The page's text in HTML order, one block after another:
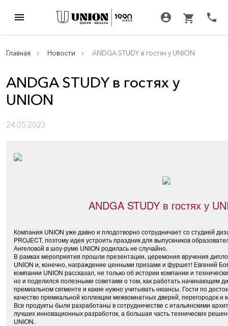
menu account_circle shopping_cart call
Главная Новости ANDGA STUDY в гостях у UNION
ANDGA STUDY в гостях у
UNION
24.05.2023
ANDGA STUDY в гостях у
Компания UNION уже давно и плодотворно сотрудничает со студией
PROJECT, поэтому идея устроить праздник для выпускников
Ангеловой в шоу-руме UNION родилась не случайно.
В рамках мероприятия прошли презентации, церемония вручения
UNION и, конечно, награждение ценными призами и фуршет! Евгений
компании UNION рассказал, не только об истории компании и
но и поделился полезными советами о том, как работать начинающим
премиальном сегменте и какие нужно учитывать нюансы. Гости по
качество премиальной коллекции межкомнатных дверей, перегородок
Все продукты были разработаны в сотрудничестве с итальянскими
лучших инновационных разработок, а большая часть технических
UNION.